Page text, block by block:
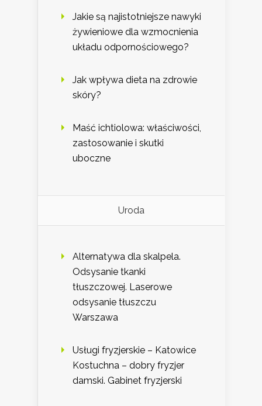
Jakie są najistotniejsze nawyki
żywieniowe dla wzmocnienia
układu odpornościowego?
Jak wpływa dieta na zdrowie
skóry?
Maść ichtiolowa: właściwości,
zastosowanie i skutki
uboczne
Uroda
Alternatywa dla skalpela.
Odsysanie tkanki
tłuszczowej. Laserowe
odsysanie tłuszczu
Warszawa
Usługi fryzjerskie – Katowice
Kostuchna – dobry fryzjer
damski. Gabinet fryzjerski